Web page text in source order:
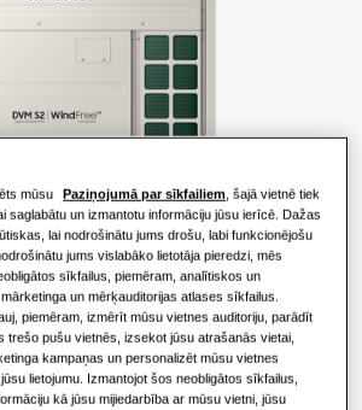
RISINĀJUMI
un kā tas darbojas?
un kā tas
RISINĀJUMI
risinājumi
ĒKĀM
risinājumi
mūsu Paziņojumā par sīkfailiem , šajā vietnē tiek
saglabātu un izmantotu informāciju jūsu ierīcē. Dažas
lai nodrošinātu jums drošu, labi funkcionējošu
jums vislabāko lietotāja pieredzi, mēs
sīkfailus, piemēram, analītiskos un
un mērķauditorijas atlases sīkfailus.
piemēram, izmērīt mūsu vietnes auditoriju, parādīt
trešo pušu vietnēs, izsekot jūsu atrašanās vietai,
kampaņas un personalizēt mūsu vietnes
lietojumu. Izmantojot šos neobligātos sīkfailus,
kā jūsu mijiedarbība ar mūsu vietni, jūsu